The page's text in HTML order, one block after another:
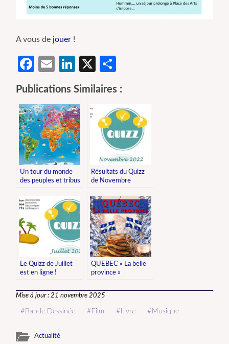
A vous de jouer !
Facebook
EmailLinkedIn
X
Publications Similaires :
Un tour du monde
des peuples et tribus
Résultats du Quizz
de Novembre
Le Quizz de Juillet
est en ligne !
QUEBEC « La belle
province »
Mise à jour : 21 novembre 2025
Bande Dessinée Film Livre Musique
Actualité